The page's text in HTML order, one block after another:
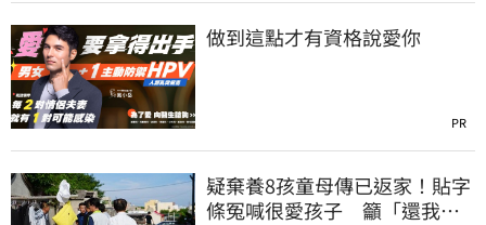
做到這點才有資格說愛你
PR
疑棄養8孩童母傳已返家！貼字
條冤喊很愛孩子 籲「還我們